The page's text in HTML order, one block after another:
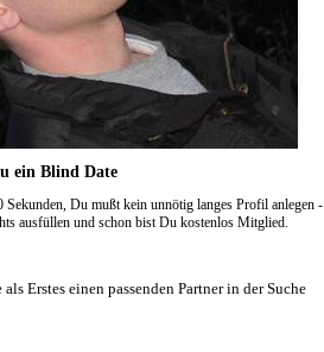
ein Blind Date
Sekunden, Du mußt kein unnötig langes Profil anlegen -
ausfüllen und schon bist Du kostenlos Mitglied.
als Erstes einen passenden Partner in der Suche